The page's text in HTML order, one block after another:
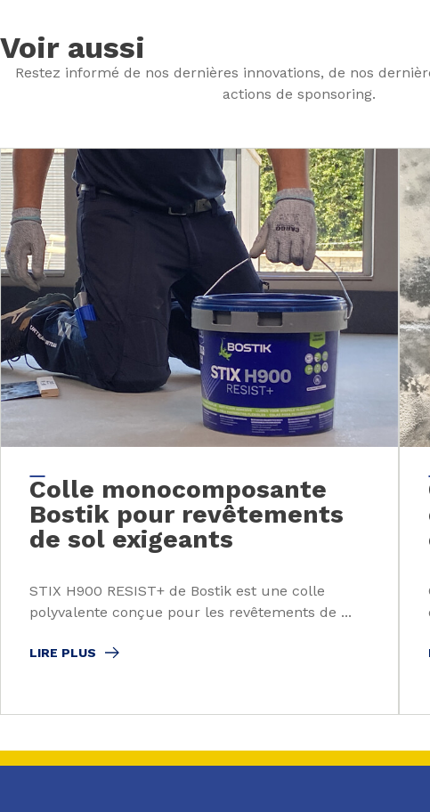
Voir aussi
Restez informé de nos dernières innovations, de nos
actions de sponsoring.
Colle monocomposante
Bostik pour revêtements
de sol exigeants
STIX H900 RESIST+ de Bostik est une colle
polyvalente conçue pour les revêtements de ...
LIRE PLUS